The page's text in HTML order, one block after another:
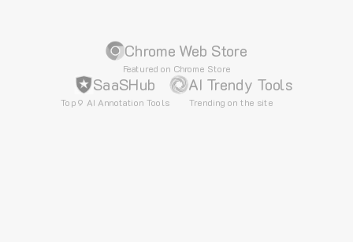
Chrome Web Store
Featured on Chrome Store
SaaSHub
Top 9 AI Annotation Tools
AI Trendy Tools
Trending on the site